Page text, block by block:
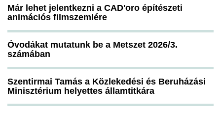
Már lehet jelentkezni a CAD'oro építészeti
animációs filmszemlére
Óvodákat mutatunk be a Metszet 2026/3.
számában
Szentirmai Tamás a Közlekedési és Beruházási
Minisztérium helyettes államtitkára